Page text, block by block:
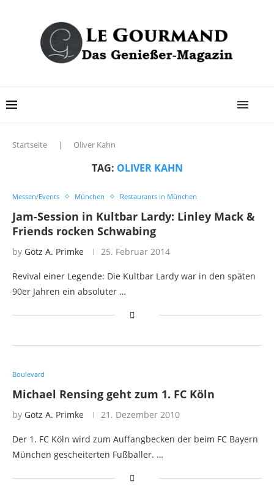
Startseite | Oliver Kahn
TAG: OLIVER KAHN
Messen/Events München Restaurants in München
Jam-Session in Kultbar Lardy: Linley Mack &
Friends rocken Schwabing
by Götz A. Primke 25. Februar 2014
Revival einer Legende: Die Kultbar Lardy war in den späten
90er Jahren ein absoluter …
Boulevard
Michael Rensing geht zum 1. FC Köln
by Götz A. Primke 21. Dezember 2010
Der 1. FC Köln wird zum Auffangbecken der beim FC Bayern
München gescheiterten Fußballer. …